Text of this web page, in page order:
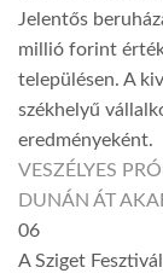
Jelentős
millió forint
településen. A
székhelyű
eredményeként.
VESZÉLYES
DUNÁN ÁT
06
A Sziget